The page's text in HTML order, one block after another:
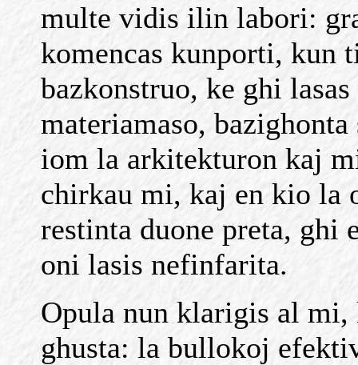
multe vidis ilin labori:
komencas kunporti, kun
bazkonstruo, ke ghi
materiamaso,
iom la arkitekturon kaj
chirkau mi, kaj en kio la
restinta duone preta, ghi
oni lasis nefinfarita.
Opula nun klarigis al mi,
ghusta: la bullokoj